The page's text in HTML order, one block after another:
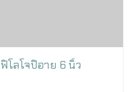
ฟิโลโจปิอาย 6 นิ้ว